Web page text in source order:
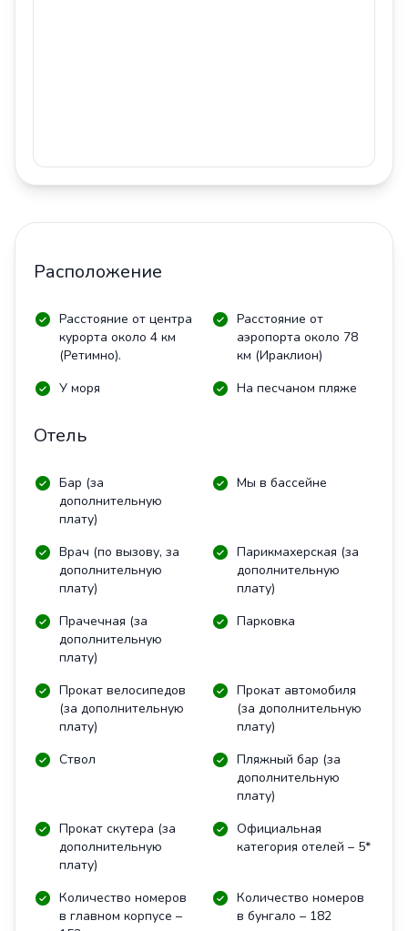
Расположение
Расстояние от центра
курорта около 4 км
(Ретимно).
Расстояние от
аэропорта около 78
км (Ираклион)
У моря
На песчаном пляже
Отель
Бар (за
дополнительную
плату)
Мы в бассейне
Врач (по вызову, за
дополнительную
плату)
Парикмахерская (за
дополнительную
плату)
Прачечная (за
дополнительную
плату)
Парковка
Прокат велосипедов
(за дополнительную
плату)
Прокат автомобиля
(за дополнительную
плату)
Ствол
Пляжный бар (за
дополнительную
плату)
Прокат скутера (за
дополнительную
плату)
Официальная
категория отелей – 5*
Количество номеров
в главном корпусе –
Количество номеров
в бунгало – 182